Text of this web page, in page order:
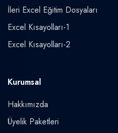
İleri Excel Eğitim Dosyaları
Excel Kısayolları-1
Excel Kısayolları-2
Kurumsal
Hakkımızda
Üyelik Paketleri